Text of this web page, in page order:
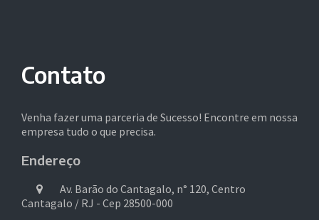
Contato
Venha fazer uma parceria de Sucesso! Encontre em nossa
empresa tudo o que precisa.
Endereço
Av. Barão do Cantagalo, n° 120, Centro
Cantagalo / RJ - Cep 28500-000